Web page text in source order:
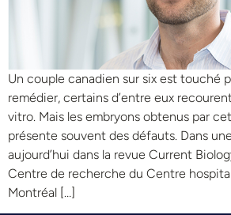
Un couple canadien sur six est touché
remédier, certains d’entre eux
vitro. Mais les embryons obtenus par
présente souvent des défauts. Dans
aujourd’hui dans la revue Current
Centre de recherche du Centre
Montréal […]